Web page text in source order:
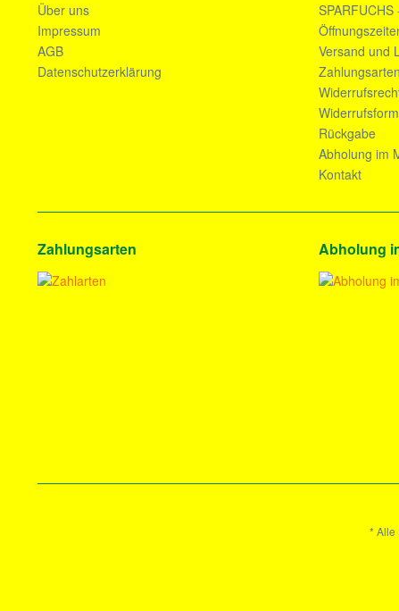
Über uns
Impressum
AGB
Datenschutzerklärung
SPARFUCHS
Versand und
Zahlungsarten
Rückgabe
Abholung im
Kontakt
Zahlungsarten Abholung
* Alle